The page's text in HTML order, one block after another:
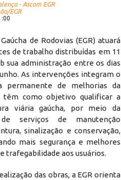
- Ascom EGR
EGR
de Rodovias (EGR) atuará
de trabalho distribuídas em 11
sua administração entre os dias
As intervenções integram o
permanente de melhorias da
têm como objetivo qualificar a
viária gaúcha, por meio da
de serviços de manutenção
sinalização e conservação,
mais segurança e melhores
trafegabilidade aos usuários.
das obras, a EGR orienta